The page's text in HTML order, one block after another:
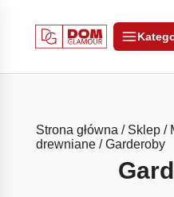
Strona główna / Sklep/
drewniane/ Garderoby